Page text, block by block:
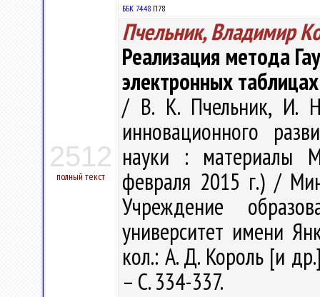
2512
полный текст
ББК 74.48 П78
Пчельник, Владимир
Реализация метода
электронных таблицах
/ В. К. Пчельник, И.
инновационного
науки : материалы
февраля 2015 г.) /
Учреждение
университет имени
кол.: А. Д. Король [и
– С. 334-337.